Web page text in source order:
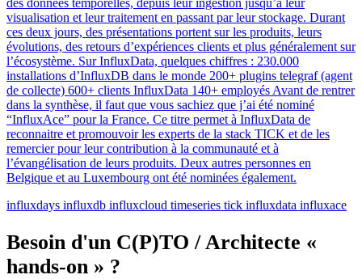
des données temporelles, depuis leur ingestion jusqu’à leur
visualisation et leur traitement en passant par leur stockage. Durant
ces deux jours, des présentations portent sur les produits, leurs
évolutions, des retours d’expériences clients et plus généralement sur
l’écosystème. Sur InfluxData, quelques chiffres : 230.000
installations d’InfluxDB dans le monde 200+ plugins telegraf (agent
de collecte) 600+ clients InfluxData 140+ employés Avant de rentrer
dans la synthèse, il faut que vous sachiez que j’ai été nominé
“InfluxAce” pour la France. Ce titre permet à InfluxData de
reconnaitre et promouvoir les experts de la stack TICK et de les
remercier pour leur contribution à la communauté et à
l’évangélisation de leurs produits. Deux autres personnes en
Belgique et au Luxembourg ont été nominées également.
influxdays influxdb influxcloud timeseries tick influxdata influxace
Besoin d'un C(P)TO / Architecte «
hands-on » ?